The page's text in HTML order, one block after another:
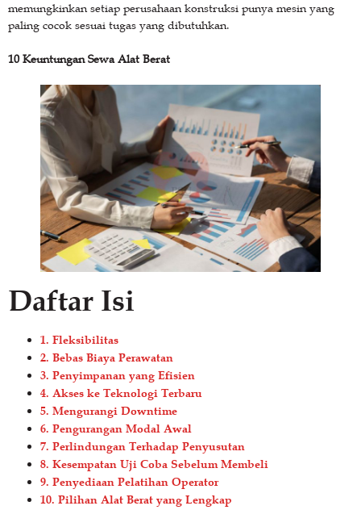
memungkinkan setiap perusahaan konstruksi punya mesin yang
paling cocok sesuai tugas yang dibutuhkan.
10 Keuntungan Sewa Alat Berat
Daftar Isi
1. Fleksibilitas
2. Bebas Biaya Perawatan
3. Penyimpanan yang Efisien
4. Akses ke Teknologi Terbaru
5. Mengurangi Downtime
6. Pengurangan Modal Awal
7. Perlindungan Terhadap Penyusutan
8. Kesempatan Uji Coba Sebelum Membeli
9. Penyediaan Pelatihan Operator
10. Pilihan Alat Berat yang Lengkap